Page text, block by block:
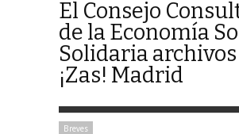
El Consejo
de la Economía
Solidaria
¡Zas! Madrid
Breves